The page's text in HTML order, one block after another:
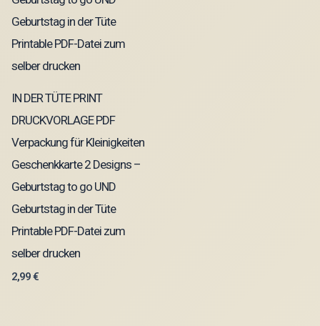
IN DER TÜTE PRINT
DRUCKVORLAGE PDF
Verpackung für Kleinigkeiten
Geschenkkarte 2 Designs –
Geburtstag to go UND
Geburtstag in der Tüte
Printable PDF-Datei zum
selber drucken
2,99€